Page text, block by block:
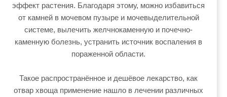
эффект растения. Благодаря этому, можно избавиться
от камней в мочевом пузыре и мочевыделительной
системе, вылечить желчнокаменную и почечно-
каменную болезнь, устранить источник воспаления в
пораженной области.
Такое распространённое и дешёвое лекарство, как
отвар хвоща применение нашло в лечении различных